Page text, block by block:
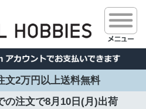
文2万円以上送料無料
の注文で8月10日(月)出荷